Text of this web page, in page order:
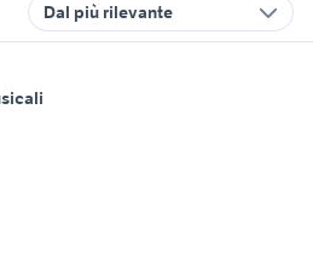
Dal più rilevante